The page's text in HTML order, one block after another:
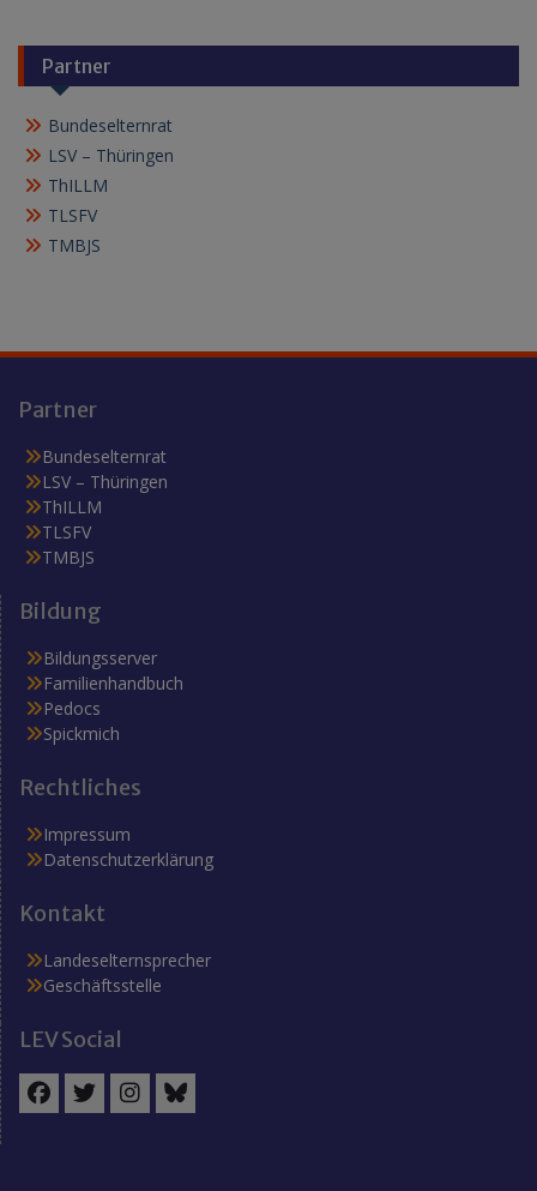
Partner
Bundeselternrat
LSV – Thüringen
ThILLM
TLSFV
TMBJS
Partner
Bundeselternrat
LSV – Thüringen
ThILLM
TLSFV
TMBJS
Bildung
Bildungsserver
Familienhandbuch
Pedocs
Spickmich
Rechtliches
Impressum
Datenschutzerklärung
Kontakt
Landeselternsprecher
Geschäftsstelle
LEV Social